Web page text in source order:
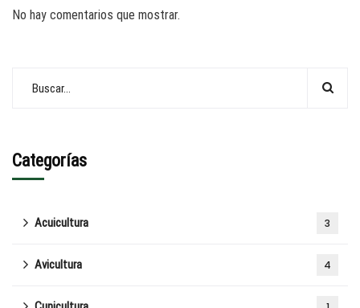
No hay comentarios que mostrar.
Categorías
Acuicultura 3
Avicultura 4